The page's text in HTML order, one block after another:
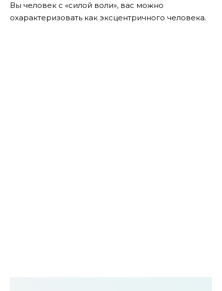
Вы человек с «силой воли», вас можно
охарактеризовать как эксцентричного человека.